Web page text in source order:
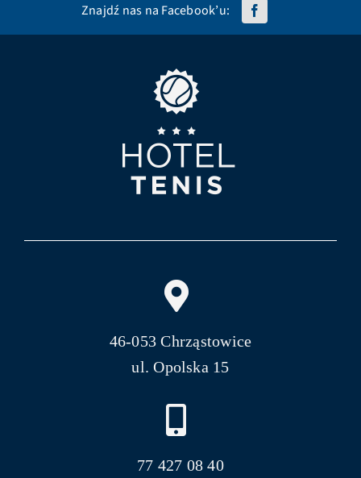
Znajdź nas na Facebook’u:
46-053 Chrząstowice
ul. Opolska 15
77 427 08 40